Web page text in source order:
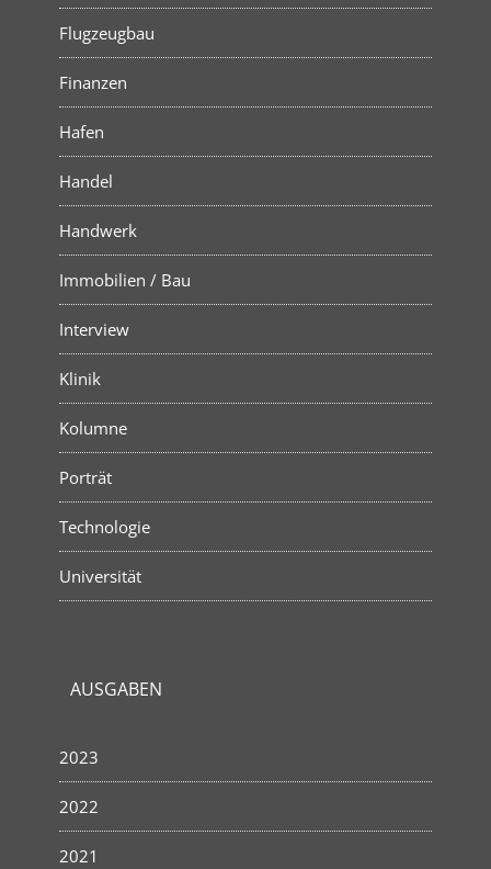
Flugzeugbau
Finanzen
Hafen
Handel
Handwerk
Immobilien / Bau
Interview
Klinik
Kolumne
Porträt
Technologie
Universität
AUSGABEN
2023
2022
2021